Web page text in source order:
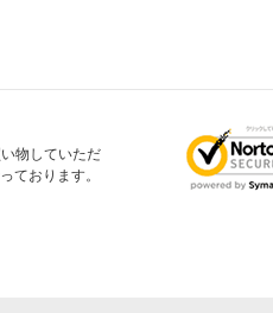
物していただ
ております。